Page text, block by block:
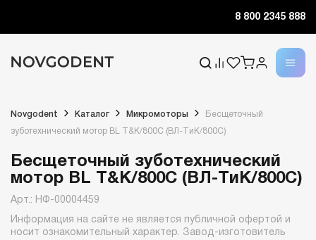
8 800 2345 888
Novgodent Каталог Микромоторы Бесщеточный
зуботехнический мотор BL T&K/800C (ВЛ-TиK/800C)
Бесщеточный зуботехнический
мотор BL T&K/800C (ВЛ-TиK/800C)
Арт.: НФ-00004459
Информация на сайте не является публичной офертой и
носит ознакомительный характер. Завод-изготовитель